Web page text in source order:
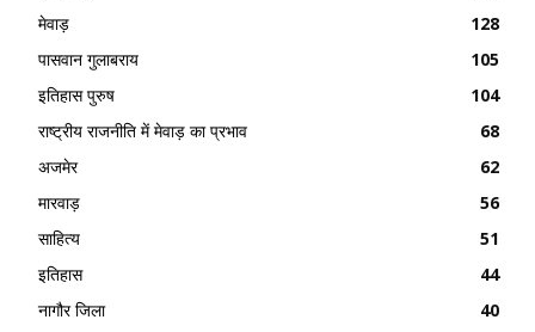
मेवाड़
128
पासवान गुलाबराय
105
इतिहास पुरुष
104
राष्ट्रीय राजनीति में मेवाड़ का प्रभाव
68
अजमेर
62
मारवाड़
56
साहित्य
51
इतिहास
44
नागौर जिला
40